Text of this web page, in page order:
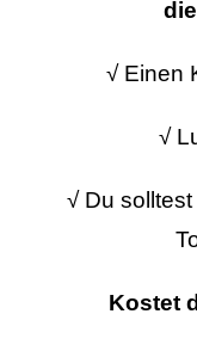
√ Einen
√
√ Du
Kostet